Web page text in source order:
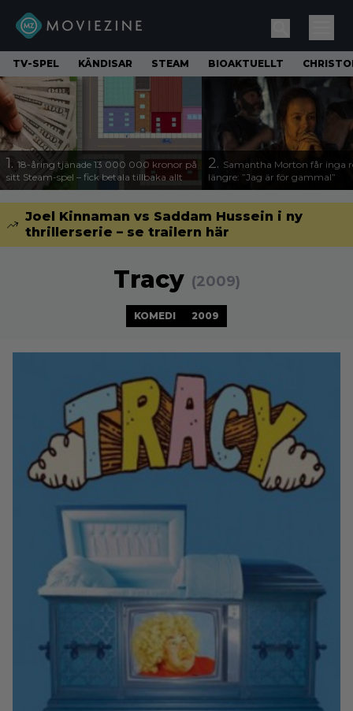
TV-SPEL KÄNDISAR STEAM BIOAKTUELLT
1. 18-åring tjänade 13 000 000 kronor på
sitt Steam-spel – fick betala tillbaka allt
2. Samantha Morton får inga
längre: ”Jag är för gammal”
Joel Kinnaman vs Saddam Hussein i ny
thrillerserie – se trailern här
Tracy (2009)
KOMEDI 2009